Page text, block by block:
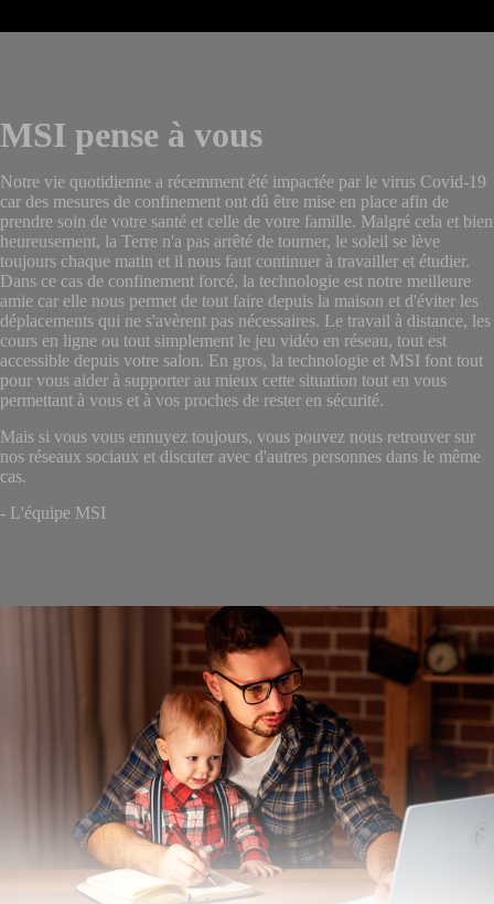
MSI pense à vous
Notre vie quotidienne a récemment été impactée par le virus Covid-19
car des mesures de confinement ont dû être mise en place afin de
prendre soin de votre santé et celle de votre famille. Malgré cela et bien
heureusement, la Terre n'a pas arrêté de tourner, le soleil se lève
toujours chaque matin et il nous faut continuer à travailler et étudier.
Dans ce cas de confinement forcé, la technologie est notre meilleure
amie car elle nous permet de tout faire depuis la maison et d'éviter les
déplacements qui ne s'avèrent pas nécessaires. Le travail à distance, les
cours en ligne ou tout simplement le jeu vidéo en réseau, tout est
accessible depuis votre salon. En gros, la technologie et MSI font tout
pour vous aider à supporter au mieux cette situation tout en vous
permettant à vous et à vos proches de rester en sécurité.
Mais si vous vous ennuyez toujours, vous pouvez nous retrouver sur
nos réseaux sociaux et discuter avec d'autres personnes dans le même
cas.
- L'équipe MSI